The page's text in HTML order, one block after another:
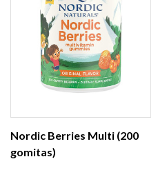
Nordic Berries Multi (200
gomitas)